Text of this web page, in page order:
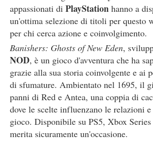
appassionati di PlayStation hanno a
un'ottima selezione di titoli per questo
per chi cerca azione e coinvolgimento.
Banishers: Ghosts of New Eden,
NOD, è un gioco d'avventura che ha
grazie alla sua storia coinvolgente e ai
di sfumature. Ambientato nel 1695, il
panni di Red e Antea, una coppia di
dove le scelte influenzano le relazioni
gioco. Disponibile su PS5, Xbox
merita sicuramente un'occasione.